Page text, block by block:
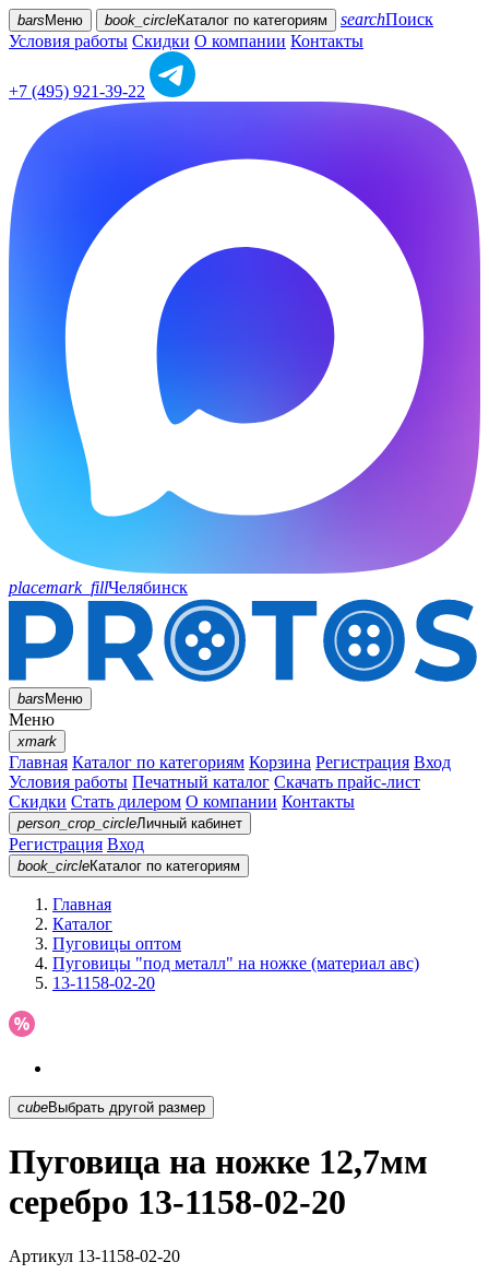
bars Меню book_circleКаталог по категориям searchПоиск
Условия работы Скидки О компании Контакты
+7 (495) 921-39-22
placemark_fillЧелябинск
barsМеню
Меню
xmark
Главная Каталог по категориям Корзина Регистрация Вход
Условия работы Печатный каталог Скачать прайс-лист
Скидки Стать дилером О компании Контакты
person_crop_circleЛичный кабинет
Регистрация Вход
book_circleКаталог по категориям
Главная
Каталог
Пуговицы оптом
Пуговицы "под металл" на ножке (материал авс)
13-1158-02-20
cubeВыбрать другой размер
Пуговица на ножке 12,7мм
серебро 13-1158-02-20
Артикул 13-1158-02-20